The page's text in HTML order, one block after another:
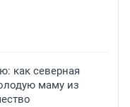
как северная
маму из